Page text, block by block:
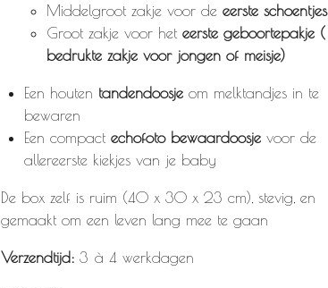
Middelgroot zakje voor de eerste schoentjes
Groot zakje voor het eerste geboortepakje (
bedrukte zakje voor jongen of meisje)
Een houten tandendoosjeom melktandjes in te
bewaren
Een compact echofoto bewaardoosjevoor de
allereerste kiekjes van je baby
De box zelf is ruim (40 x 30 x 23 cm), stevig, en
gemaakt om een leven lang mee te gaan
Verzendtijd: 3 à 4 werkdagen